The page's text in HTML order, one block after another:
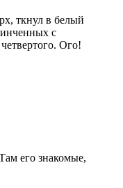
ткнул в белый
с
Ого!
его знакомые,